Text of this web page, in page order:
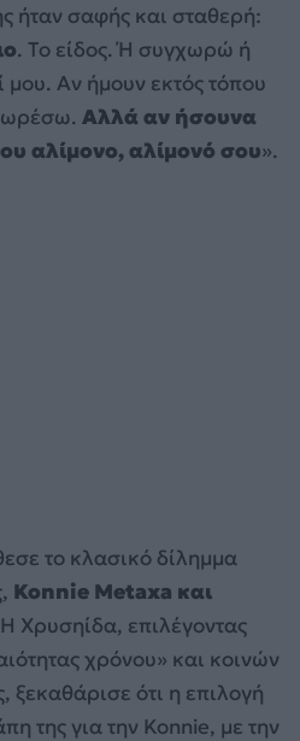
ήταν σαφής και σταθερή:
. Το είδος. Ή συγχωρώ ή
Αν ήμουν εκτός τόπου
Αλλά αν ήσουνα
αλίμονο, αλίμονό σου».
το κλασικό δίλημμα
Konnie Metaxa και
Η Χρυσηίδα, επιλέγοντας
χρόνου» και κοινών
ξεκαθάρισε ότι η επιλογή
της για την Konnie, με την